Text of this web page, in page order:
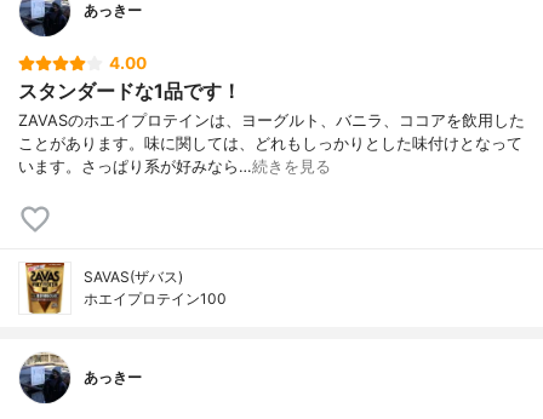
あっきー
4.00
スタンダードな1品です！
ZAVASのホエイプロテインは、ヨーグルト、バニラ、ココアを飲用した
ことがあります。味に関しては、どれもしっかりとした味付けとなって
います。さっぱり系が好みなら…続きを見る
SAVAS(ザバス)
ホエイプロテイン100
あっきー